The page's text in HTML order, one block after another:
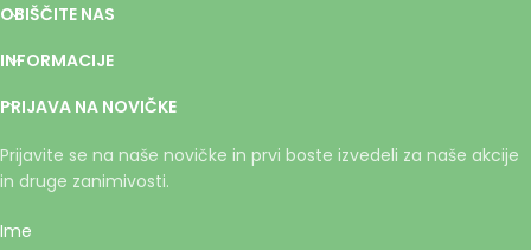
OBIŠČITE NAS
INFORMACIJE
PRIJAVA NA NOVIČKE
Prijavite se na naše novičke in prvi boste izvedeli za naše akcije
in druge zanimivosti.
Ime